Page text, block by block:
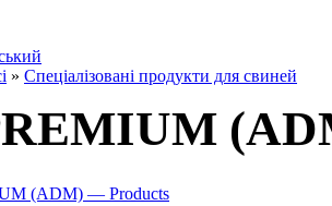
» Спеціалізовані продукти для свиней